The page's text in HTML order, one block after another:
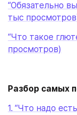
“Обязательно
тыс
“Что такое
просмотров)
Разбор самых
1. “Что надо